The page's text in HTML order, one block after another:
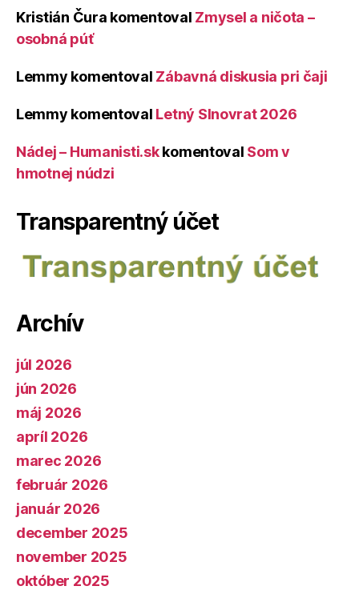
Kristián Čura komentoval Zmysel a ničota –
osobná púť
Lemmy komentoval Zábavná diskusia pri čaji
Lemmy komentoval Letný Slnovrat 2026
Nádej – Humanisti.skkomentoval Som v
hmotnej núdzi
Transparentný účet
Archív
júl 2026
jún 2026
máj 2026
apríl 2026
marec 2026
február 2026
január 2026
december 2025
november 2025
október 2025